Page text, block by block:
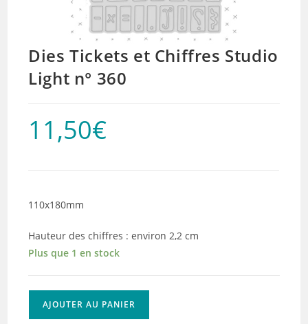
Dies Tickets et Chiffres Studio
Light n° 360
11,50€
110x180mm
Hauteur des chiffres : environ 2,2 cm
Plus que 1 en stock
AJOUTER AU PANIER